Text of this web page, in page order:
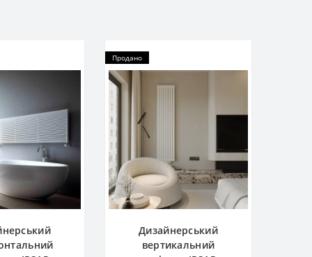
Продано
Дизайнерський
вертикальний